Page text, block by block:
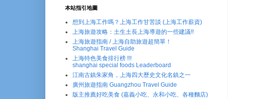
本站指引地圖
想到上海工作嗎？上海工作甘苦談 (上海工作薪資)
上海旅遊攻略：土生土長上海導遊的一些建議!!
上海旅遊指南 / 上海自助旅遊超簡單！
Shanghai Travel Guide
上海特色美食排行榜 !!!
shanghai special foods Leaderboard
江南古鎮朱家角，上海四大歷史文化名鎮之一
廣州旅遊指南 Guangzhou Travel Guide
版主推薦好吃美食 (嘉義小吃、永和小吃、各種麵店)